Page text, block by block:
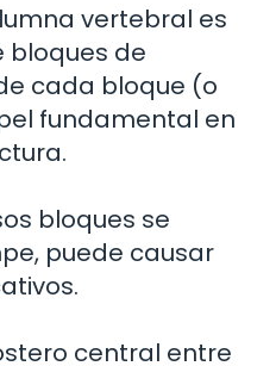
vertebral es
bloques de
cada bloque (o
fundamental en
bloques se
puede causar
central entre